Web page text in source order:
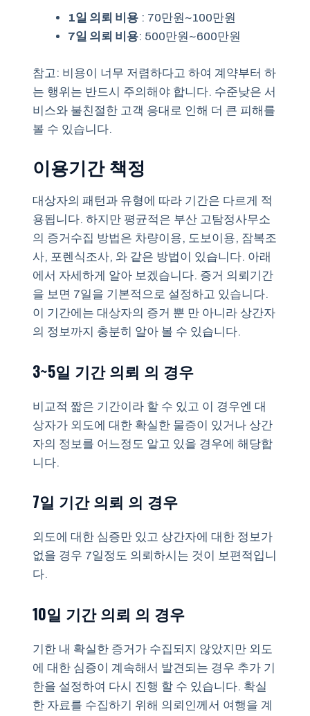
1일 의뢰 비용: 70만원~100만원
7일 의뢰 비용: 500만원~600만원
참고: 비용이 너무 저렴하다고 하여 계약부터 하
는 행위는 반드시 주의해야 합니다. 수준낮은 서
비스와 불친절한 고객 응대로 인해 더 큰 피해를
볼 수 있습니다.
이용기간 책정
대상자의 패턴과 유형에 따라 기간은 다르게 적
용됩니다. 하지만 평균적은 부산 고탐정사무소
의 증거수집 방법은 차량이용, 도보이용, 잠복조
사, 포렌식조사, 와 같은 방법이 있습니다. 아래
에서 자세하게 알아 보겠습니다. 증거 의뢰기간
을 보면 7일을 기본적으로 설정하고 있습니다.
이 기간에는 대상자의 증거 뿐 만 아니라 상간자
의 정보까지 충분히 알아 볼 수 있습니다.
3~5일 기간 의뢰 의 경우
비교적 짧은 기간이라 할 수 있고 이 경우엔 대
상자가 외도에 대한 확실한 물증이 있거나 상간
자의 정보를 어느정도 알고 있을 경우에 해당합
니다.
7일 기간 의뢰 의 경우
외도에 대한 심증만 있고 상간자에 대한 정보가
없을 경우 7일정도 의뢰하시는 것이 보편적입니
다.
10일 기간 의뢰 의 경우
기한 내 확실한 증거가 수집되지 않았지만 외도
에 대한 심증이 계속해서 발견되는 경우 추가 기
한을 설정하여 다시 진행 할 수 있습니다. 확실
한 자료를 수집하기 위해 의뢰인께서 여행을 계